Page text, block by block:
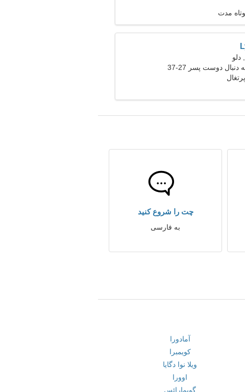
مدت
دوست پسر 27-37
چت را شروع کنید
به فارسی
آمادورا
کویمبرا
ویلا نوا دگایا
اوورا
گویمارائس